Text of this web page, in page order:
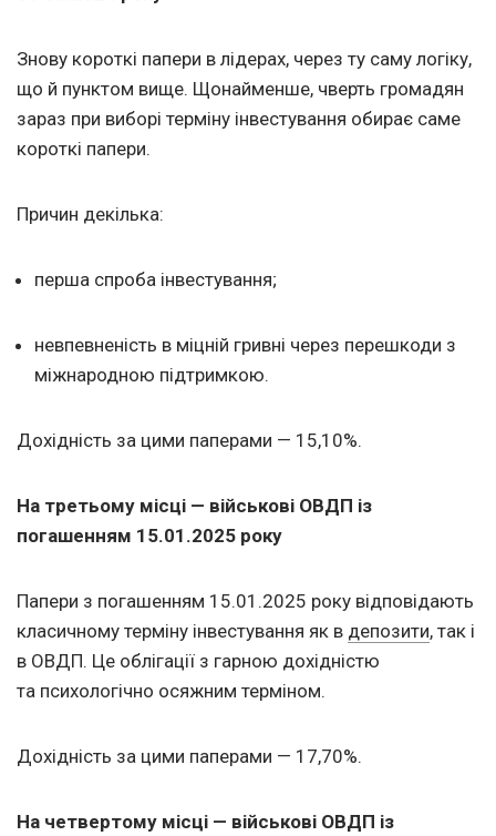
Знову короткі папери в лідерах, через ту саму логіку,
що й пунктом вище. Щонайменше, чверть громадян
зараз при виборі терміну інвестування обирає саме
короткі папери.
Причин декілька:
перша спроба інвестування;
невпевненість в міцній гривні через перешкоди з
міжнародною підтримкою.
Дохідність за цими паперами — 15,10%.
На третьому місці — військові ОВДП із
погашенням 15.01.2025 року
Папери з погашенням 15.01.2025 року відповідають
класичному терміну інвестування як в депозити, так і
в ОВДП. Це облігації з гарною дохідністю
та психологічно осяжним терміном.
Дохідність за цими паперами — 17,70%.
На четвертому місці — військові ОВДП із